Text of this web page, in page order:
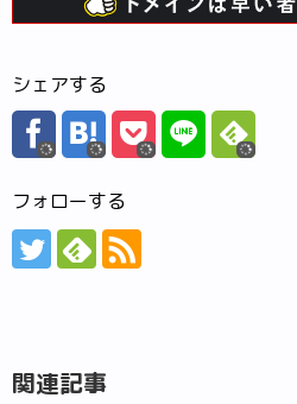
シェアする
フォローする
関連記事